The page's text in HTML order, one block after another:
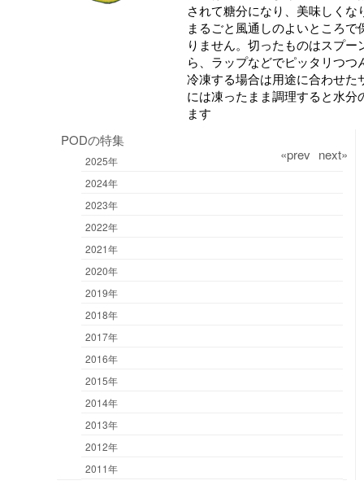
されて糖分になり、美味しくな
まるごと風通しのよいところ
りません。切ったものはスプ
ら、ラップなどでピッタリつつ
冷凍する場合は用途に合わせ
には凍ったまま調理すると水
ます
next»
«prev
PODの特集
2025年
2024年
2023年
2022年
2021年
2020年
2019年
2018年
2017年
2016年
2015年
2014年
2013年
2012年
2011年